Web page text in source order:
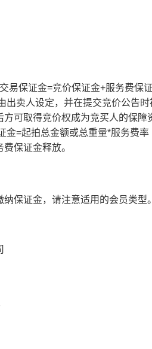
交易保证金=竞价保证金+服务费保
出卖人设定，并在提交竞价公告
方可取得竞价权成为竞买人的保障
金=起拍总金额或总重量*服务费率
保证金释放。
纳保证金，请注意适用的会员类型